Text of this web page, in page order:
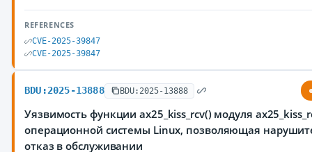
REFERENCES
CVE-2025-39847
CVE-2025-39847
BDU:2025-13888 BDU:2025-13888
Уязвимость функции ax25_kiss_rcv() модуля
операционной системы Linux, позволяющая
отказ в обслуживании